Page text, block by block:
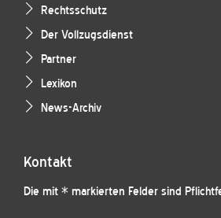
Rechtsschutz
Der Vollzugsdienst
Partner
Lexikon
News-Archiv
Kontakt
Die mit * markierten Felder sind